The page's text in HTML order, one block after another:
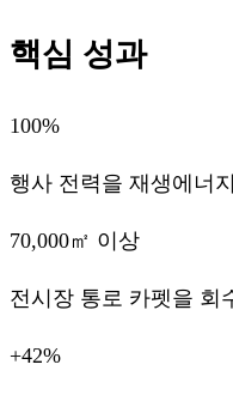
핵심 성과
100%
행사 전력을 재생에너
70,000㎡ 이상
전시장 통로 카펫을 회
+42%